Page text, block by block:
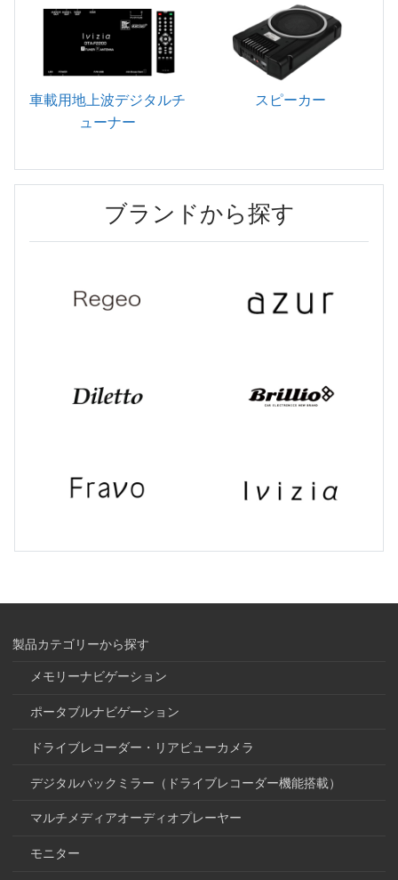
車載用地上波デジタルチ
ューナー
スピーカー
ブランドから探す
製品カテゴリーから探す
メモリーナビゲーション
ポータブルナビゲーション
ドライブレコーダー・リアビューカメラ
デジタルバックミラー（ドライブレコーダー機能搭載）
マルチメディアオーディオプレーヤー
モニター